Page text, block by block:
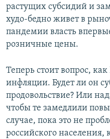
растущих субсидий и
худо-бедно живет в
пандемии власть
розничные цены.
Теперь стоит вопрос,
инфляции. Будет ли он
продовольствие? Или
чтобы те замедлили
случае, пока это не
российского населения,